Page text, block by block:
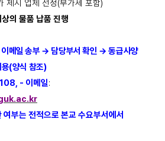
제시 업체 선정(부가세 포함)
의 물품 납품 진행
메일 송부 → 담당부서 확인 →동급사양
(양식 참조)
- 이메일:
부는 전적으로 본교 수요부서에서